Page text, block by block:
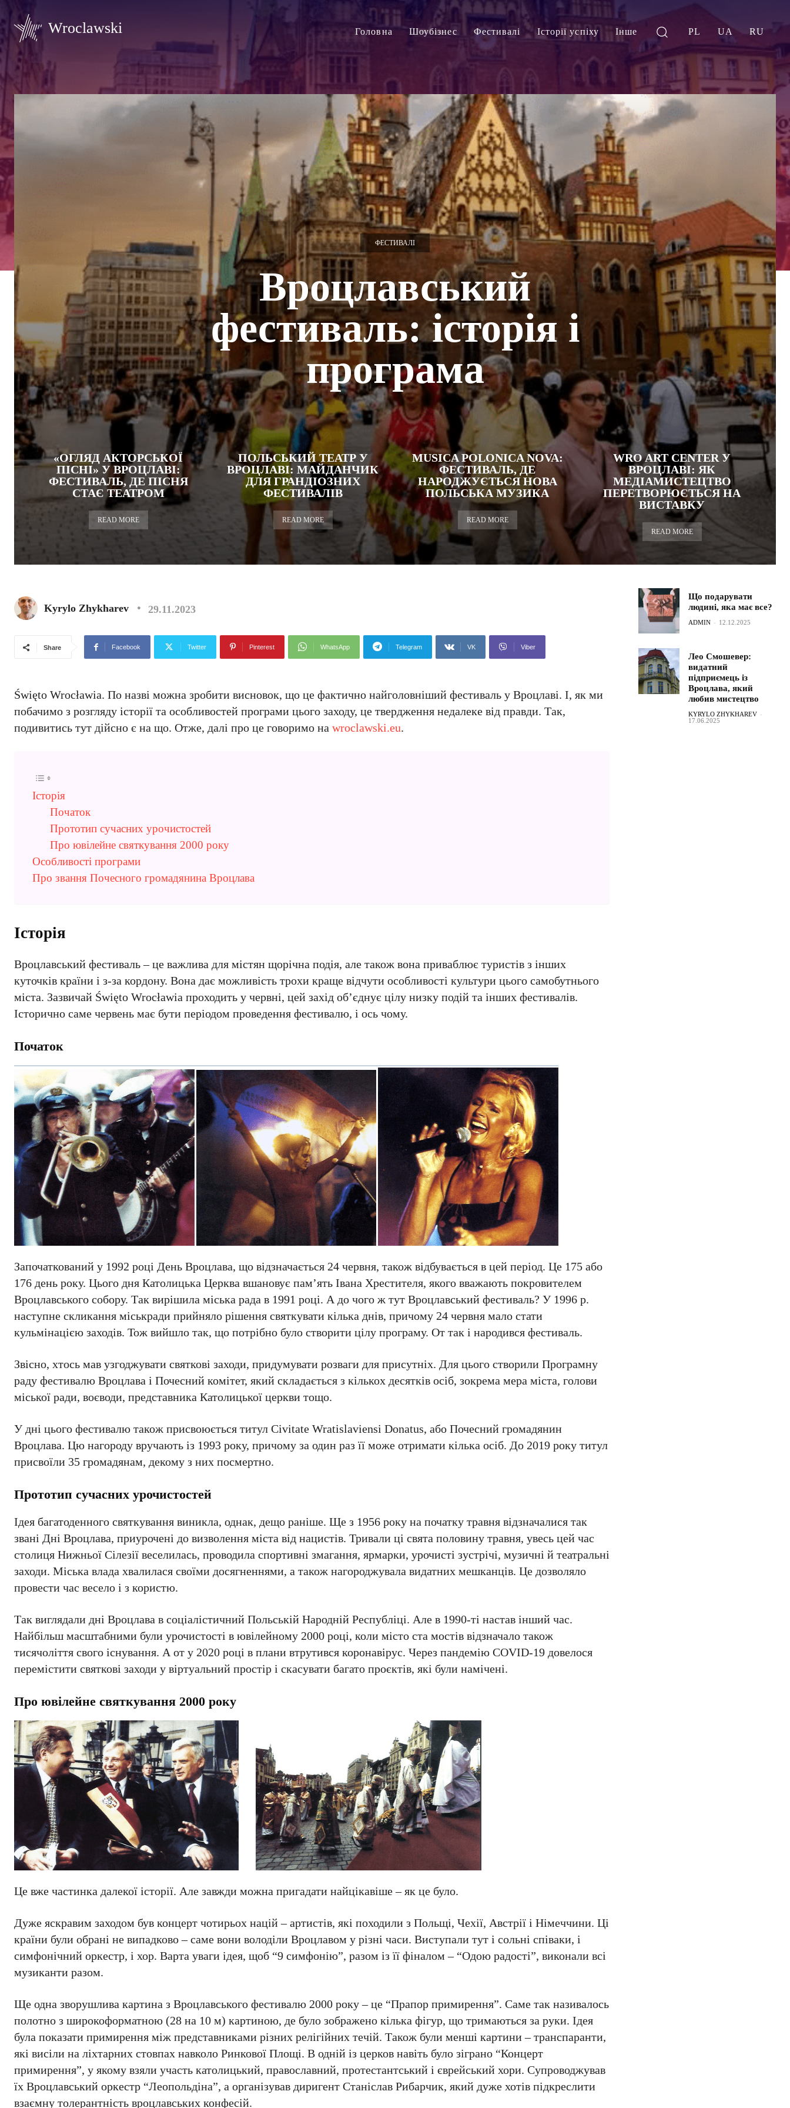
Wroclawski Головна Шоубізнес Фестивалі Історії успіху Інше PL UA RU
ФЕСТИВАЛІ
Вроцлавський
фестиваль: історія і
програма
«ОГЛЯД АКТОРСЬКОЇ
ПІСНІ» У ВРОЦЛАВІ:
ФЕСТИВАЛЬ, ДЕ ПІСНЯ
СТАЄ ТЕАТРОМ
READ MORE
ПОЛЬСЬКИЙ ТЕАТР У
ВРОЦЛАВІ: МАЙДАНЧИК
ДЛЯ ГРАНДІОЗНИХ
ФЕСТИВАЛІВ
READ MORE
MUSICA POLONICA NOVA:
ФЕСТИВАЛЬ, ДЕ
НАРОДЖУЄТЬСЯ НОВА
ПОЛЬСЬКА МУЗИКА
READ MORE
WRO ART CENTER У
ВРОЦЛАВІ: ЯК
МЕДІАМИСТЕЦТВО
ПЕРЕТВОРЮЄТЬСЯ НА
ВИСТАВКУ
READ MORE
Kyrylo Zhykharev 29.11.2023
Share Facebook Twitter Pinterest WhatsApp Telegram VK Viber
Święto Wrocławia. По назві можна зробити висновок, що це фактично найголовніший фестиваль у Вроцлаві. І, як ми
побачимо з розгляду історії та особливостей програми цього заходу, це твердження недалеке від правди. Так,
подивитись тут дійсно є на що. Отже, далі про це говоримо на wroclawski.eu.
Історія
Початок
Прототип сучасних урочистостей
Про ювілейне святкування 2000 року
Особливості програми
Про звання Почесного громадянина Вроцлава
Історія
Вроцлавський фестиваль – це важлива для містян щорічна подія, але також вона приваблює туристів з інших
куточків країни і з-за кордону. Вона дає можливість трохи краще відчути особливості культури цього самобутнього
міста. Зазвичай Święto Wrocławia проходить у червні, цей захід об’єднує цілу низку подій та інших фестивалів.
Історично саме червень має бути періодом проведення фестивалю, і ось чому.
Початок
Започаткований у 1992 році День Вроцлава, що відзначається 24 червня, також відбувається в цей період. Це 175 або
176 день року. Цього дня Католицька Церква вшановує пам’ять Івана Хрестителя, якого вважають покровителем
Вроцлавського собору. Так вирішила міська рада в 1991 році. А до чого ж тут Вроцлавський фестиваль? У 1996 р.
наступне скликання міськради прийняло рішення святкувати кілька днів, причому 24 червня мало стати
кульмінацією заходів. Тож вийшло так, що потрібно було створити цілу програму. От так і народився фестиваль.
Звісно, хтось мав узгоджувати святкові заходи, придумувати розваги для присутніх. Для цього створили Програмну
раду фестивалю Вроцлава і Почесний комітет, який складається з кількох десятків осіб, зокрема мера міста, голови
міської ради, воєводи, представника Католицької церкви тощо.
У дні цього фестивалю також присвоюється титул Civitate Wratislaviensi Donatus, або Почесний громадянин
Вроцлава. Цю нагороду вручають із 1993 року, причому за один раз її може отримати кілька осіб. До 2019 року титул
присвоїли 35 громадянам, декому з них посмертно.
Прототип сучасних урочистостей
Ідея багатоденного святкування виникла, однак, дещо раніше. Ще з 1956 року на початку травня відзначалися так
звані Дні Вроцлава, приурочені до визволення міста від нацистів. Тривали ці свята половину травня, увесь цей час
столиця Нижньої Сілезії веселилась, проводила спортивні змагання, ярмарки, урочисті зустрічі, музичні й театральні
заходи. Міська влада хвалилася своїми досягненнями, а також нагороджувала видатних мешканців. Це дозволяло
провести час весело і з користю.
Так виглядали дні Вроцлава в соціалістичний Польській Народній Республіці. Але в 1990-ті настав інший час.
Найбільш масштабними були урочистості в ювілейному 2000 році, коли місто ста мостів відзначало також
тисячоліття свого існування. А от у 2020 році в плани втрутився коронавірус. Через пандемію COVID-19 довелося
перемістити святкові заходи у віртуальний простір і скасувати багато проєктів, які були намічені.
Про ювілейне святкування 2000 року
Це вже частинка далекої історії. Але завжди можна пригадати найцікавіше – як це було.
Дуже яскравим заходом був концерт чотирьох націй – артистів, які походили з Польщі, Чехії, Австрії і Німеччини. Ці
країни були обрані не випадково – саме вони володіли Вроцлавом у різні часи. Виступали тут і сольні співаки, і
симфонічний оркестр, і хор. Варта уваги ідея, щоб “9 симфонію”, разом із її фіналом – “Одою радості”, виконали всі
музиканти разом.
Ще одна зворушлива картина з Вроцлавського фестивалю 2000 року – це “Прапор примирення”. Саме так називалось
полотно з широкоформатною (28 на 10 м) картиною, де було зображено кілька фігур, що тримаються за руки. Ідея
була показати примирення між представниками різних релігійних течій. Також були менші картини – транспаранти,
які висіли на ліхтарних стовпах навколо Ринкової Площі. В одній із церков навіть було зіграно “Концерт
примирення”, у якому взяли участь католицький, православний, протестантський і єврейський хори. Супроводжував
їх Вроцлавський оркестр “Леопольдіна”, а організував диригент Станіслав Рибарчик, який дуже хотів підкреслити
взаємну толерантність вроцлавських конфесій.
Що подарувати
людині, яка має все?
ADMIN - 12.12.2025
Лео Смошевер:
видатний
підприємець із
Вроцлава, який
любив мистецтво
KYRYLO ZHYKHAREV -
17.06.2025